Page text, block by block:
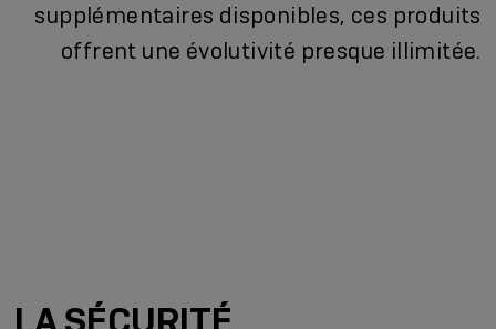
supplémentaires disponibles, ces produits
offrent une évolutivité presque illimitée.